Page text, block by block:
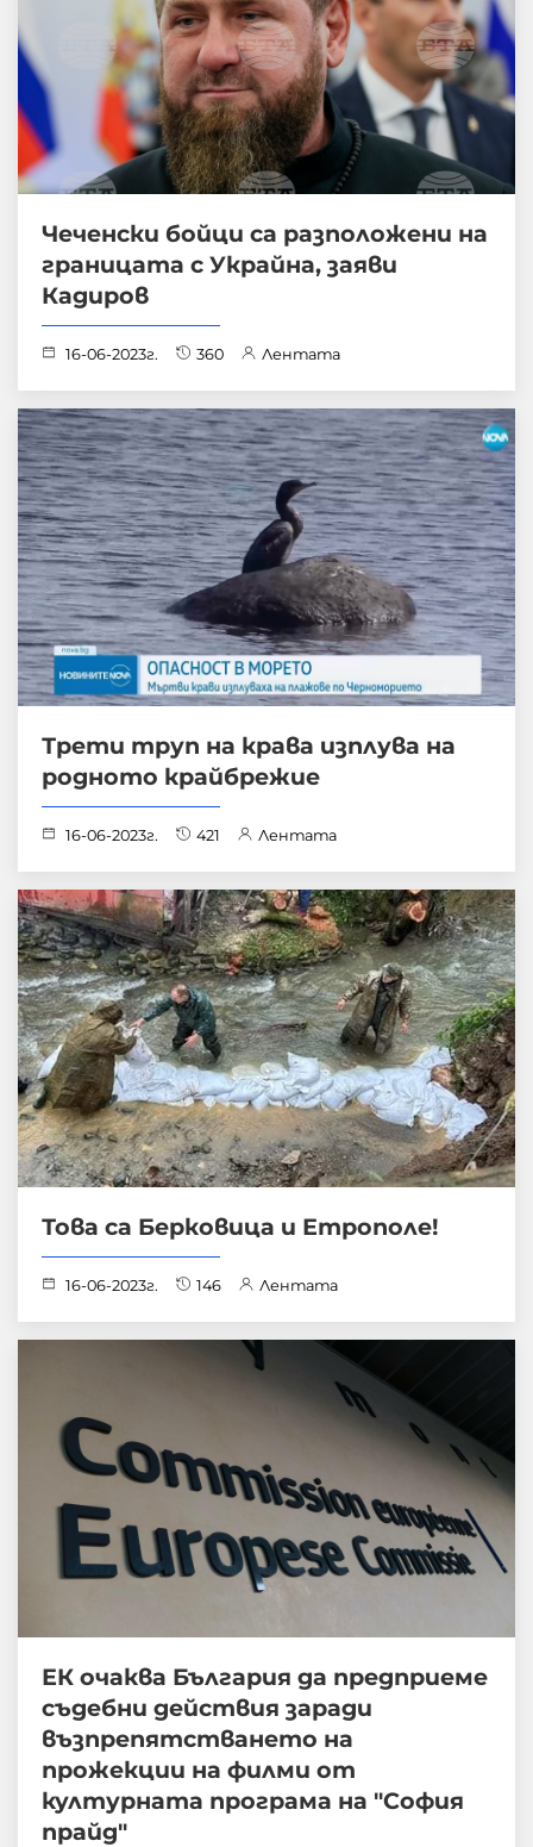
Чеченски бойци са разположени на
границата с Украйна, заяви
Кадиров
16-06-2023г. 360 Лентата
Трети труп на крава изплува на
родното крайбрежие
16-06-2023г. 421 Лентата
Това са Берковица и Етрополе!
16-06-2023г. 146 Лентата
ЕК очаква България да предприеме
съдебни действия заради
възпрепятстването на
прожекции на филми от
културната програма на "София
прайд"